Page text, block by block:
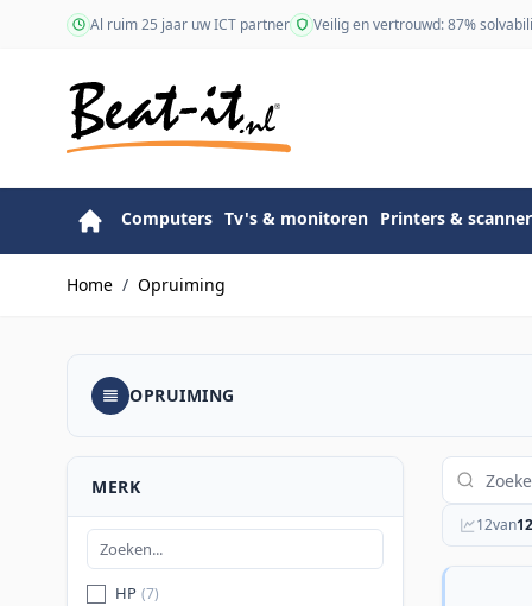
Ga naar de inhoudAl ruim 25 jaar uw ICT partner Veilig en vertrouwd: 87%
Computers Tv's & monitoren Printers &
Home / Opruiming
OPRUIMING
MERK
HP (7)
12van12